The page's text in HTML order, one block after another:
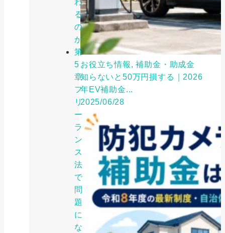
る
の
か
第
5
章
フ
リ
ー
ラ
ン
ス
法
で
問
題
に
な
お役立ち情報, 補助金・助成金
知らないと50万円損する｜2026
年EV補助金...
2025/06/28